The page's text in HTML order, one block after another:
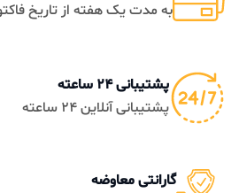
به مدت یک هفته از تاریخ فاکتور
پشتیبانی 24 ساعته
پشتیبانی آنلاین 24 ساعته
گارانتی معاوضه